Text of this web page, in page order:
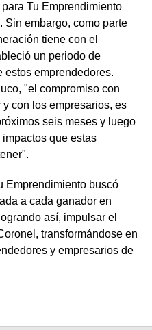
Tu Emprendimiento
Sin embargo, como parte
tiene con el
un periodo de
estos emprendedores.
"el compromiso con
con los empresarios, es
seis meses y luego
que estas
Emprendimiento buscó
a cada ganador en
así, impulsar el
transformándose en
y empresarios de